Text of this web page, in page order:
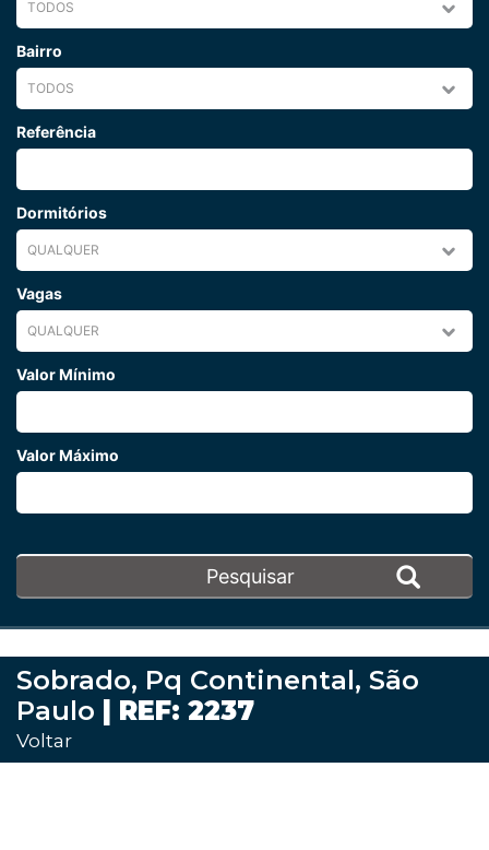
Bairro
Referência
Dormitórios
Vagas
Valor Mínimo
Valor Máximo
Sobrado, Pq Continental, São
Paulo | REF: 2237
Voltar